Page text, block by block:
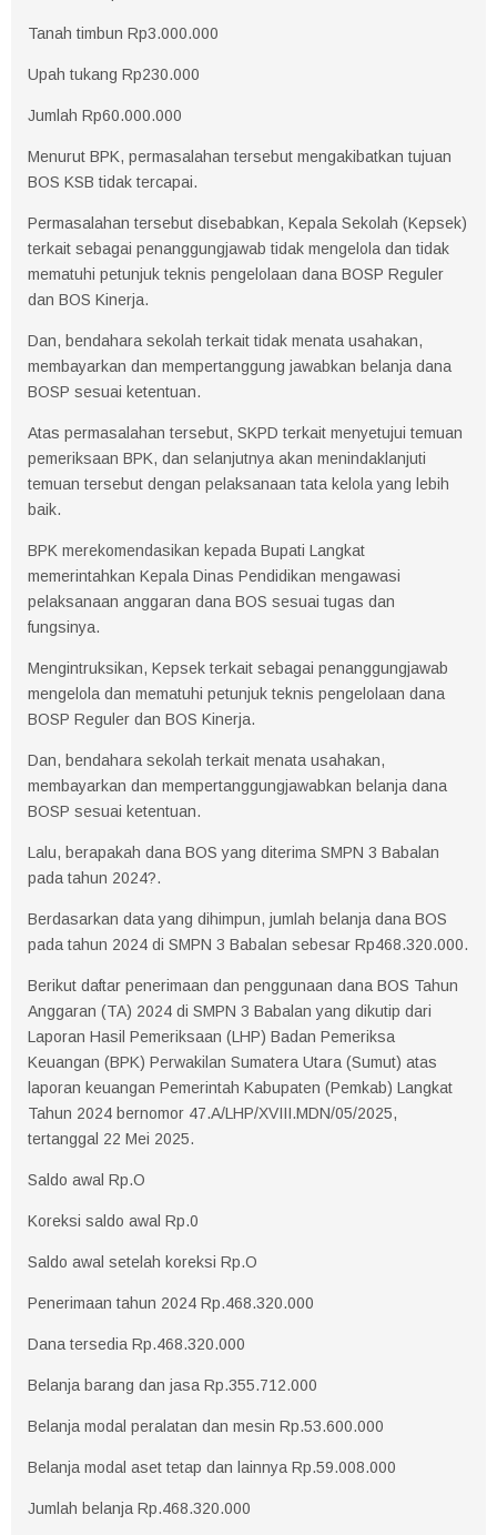
Tanah timbun Rp3.000.000
Upah tukang Rp230.000
Jumlah Rp60.000.000
Menurut BPK, permasalahan tersebut mengakibatkan tujuan
BOS KSB tidak tercapai.
Permasalahan tersebut disebabkan, Kepala Sekolah (Kepsek)
terkait sebagai penanggungjawab tidak mengelola dan tidak
mematuhi petunjuk teknis pengelolaan dana BOSP Reguler
dan BOS Kinerja.
Dan, bendahara sekolah terkait tidak menata usahakan,
membayarkan dan mempertanggung jawabkan belanja dana
BOSP sesuai ketentuan.
Atas permasalahan tersebut, SKPD terkait menyetujui temuan
pemeriksaan BPK, dan selanjutnya akan menindaklanjuti
temuan tersebut dengan pelaksanaan tata kelola yang lebih
baik.
BPK merekomendasikan kepada Bupati Langkat
memerintahkan Kepala Dinas Pendidikan mengawasi
pelaksanaan anggaran dana BOS sesuai tugas dan
fungsinya.
Mengintruksikan, Kepsek terkait sebagai penanggungjawab
mengelola dan mematuhi petunjuk teknis pengelolaan dana
BOSP Reguler dan BOS Kinerja.
Dan, bendahara sekolah terkait menata usahakan,
membayarkan dan mempertanggungjawabkan belanja dana
BOSP sesuai ketentuan.
Lalu, berapakah dana BOS yang diterima SMPN 3 Babalan
pada tahun 2024?.
Berdasarkan data yang dihimpun, jumlah belanja dana BOS
pada tahun 2024 di SMPN 3 Babalan sebesar Rp468.320.000.
Berikut daftar penerimaan dan penggunaan dana BOS Tahun
Anggaran (TA) 2024 di SMPN 3 Babalan yang dikutip dari
Laporan Hasil Pemeriksaan (LHP) Badan Pemeriksa
Keuangan (BPK) Perwakilan Sumatera Utara (Sumut) atas
laporan keuangan Pemerintah Kabupaten (Pemkab) Langkat
Tahun 2024 bernomor 47.A/LHP/XVIII.MDN/05/2025,
tertanggal 22 Mei 2025.
Saldo awal Rp.O
Koreksi saldo awal Rp.0
Saldo awal setelah koreksi Rp.O
Penerimaan tahun 2024 Rp.468.320.000
Dana tersedia Rp.468.320.000
Belanja barang dan jasa Rp.355.712.000
Belanja modal peralatan dan mesin Rp.53.600.000
Belanja modal aset tetap dan lainnya Rp.59.008.000
Jumlah belanja Rp.468.320.000